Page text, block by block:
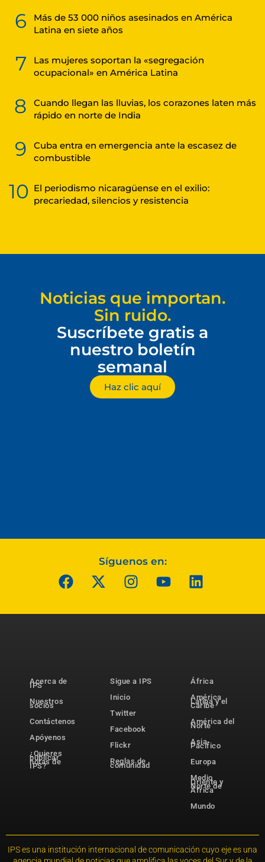
6
Más de 53 000 niños asesinados en América
Latina en siete años
7
Las mujeres soportan la «segregación
ocupacional» en América Latina
8
Cuando llegan las lluvias, los corazones laten más
rápido en norte de India
9
Cuba entra en emergencia ante la escasez de
combustible
10 El periodismo nicaragüense en el exilio:
precariedad, silencios y resistencia
Noticias que importan.
Sin ruido.
Suscríbete gratis a
nuestro boletín
semanal
Haz clic aquí
Síguenos en:
Acerca de
IPS
Nuestros
socios
Contáctenos
Apóyenos
¿Quieres
publicar
notas de
IPS?
Sigue a IPS
Inicio
Twitter
Facebook
Flickr
Reglas de
comunidad
África
América
Latina y el
Caribe
América del
Norte
Asia-
Pacífico
Europa
Medio
Oriente y
Norte de
África
Mundo
IPS es una institución internacional de comunicación cuyo eje es una